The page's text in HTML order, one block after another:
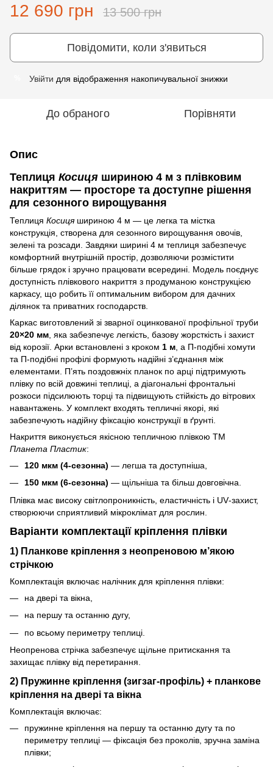
12 690 грн 13 500 грн
Повідомити, коли з'явиться
Увійти для відображення накопичувальної знижки
До обраного Порівняти
Опис
Теплиця Косиця шириною 4 м з плівковим
накриттям — просторе та доступне рішення
для сезонного вирощування
Теплиця Косицяшириною 4 м — це легка та містка
конструкція, створена для сезонного вирощування овочів,
зелені та розсади. Завдяки ширині 4 м теплиця забезпечує
комфортний внутрішній простір, дозволяючи розмістити
більше грядок і зручно працювати всередині. Модель поєднує
доступність плівкового накриття з продуманою конструкцією
каркасу, що робить її оптимальним вибором для дачних
ділянок та приватних господарств.
Каркас виготовлений зі зварної оцинкованої профільної труби
20×20 мм , яка забезпечує легкість, базову жорсткість і захист
від корозії. Арки встановлені з кроком 1 м , а П‑подібні хомути
та П‑подібні профілі формують надійні з’єднання між
елементами. П’ять поздовжніх планок по арці підтримують
плівку по всій довжині теплиці, а діагональні фронтальні
розкоси підсилюють торці та підвищують стійкість до вітрових
навантажень. У комплект входять тепличні якорі, які
забезпечують надійну фіксацію конструкції в ґрунті.
Накриття виконується якісною тепличною плівкою ТМ
Планета Пластик:
120 мкм (4‑сезонна) — легша та доступніша,
150 мкм (6‑сезонна) — щільніша та більш довговічна.
Плівка має високу світлопроникність, еластичність і UV‑захист,
створюючи сприятливий мікроклімат для рослин.
Варіанти комплектації кріплення плівки
1) Планкове кріплення з неопреновою м’якою
стрічкою
Комплектація включає налічник для кріплення плівки:
на двері та вікна,
на першу та останню дугу,
по всьому периметру теплиці.
Неопренова стрічка забезпечує щільне притискання та
захищає плівку від перетирання.
2) Пружинне кріплення (зигзаг‑профіль) + планкове
кріплення на двері та вікна
Комплектація включає:
пружинне кріплення на першу та останню дугу та по
периметру теплиці — фіксація без проколів, зручна заміна
плівки;